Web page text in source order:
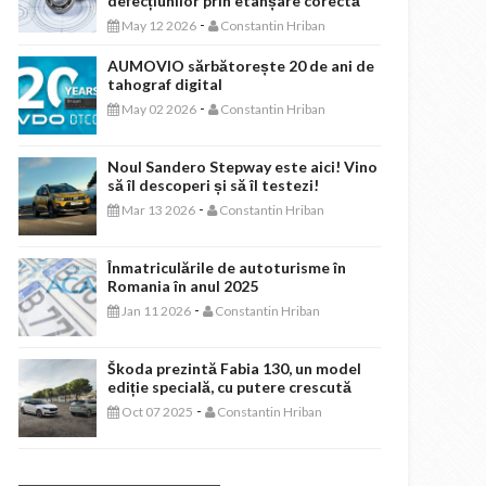
May 12 2026 - Constantin Hriban
AUMOVIO sărbătorește 20 de ani de
tahograf digital
May 02 2026 - Constantin Hriban
Noul Sandero Stepway este aici! Vino
să îl descoperi și să îl testezi!
Mar 13 2026 - Constantin Hriban
Înmatriculările de autoturisme în
Romania în anul 2025
Jan 11 2026 - Constantin Hriban
Škoda prezintă Fabia 130, un model
ediție specială, cu putere crescută
Oct 07 2025 - Constantin Hriban